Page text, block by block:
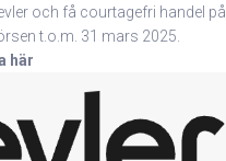
och få courtagefri handel på
t.o.m. 31 mars 2025.
här